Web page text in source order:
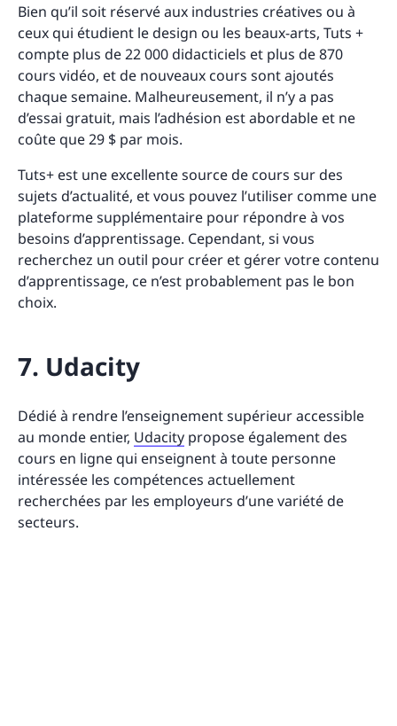
Bien qu’il soit réservé aux industries créatives ou à
ceux qui étudient le design ou les beaux-arts, Tuts +
compte plus de 22 000 didacticiels et plus de 870
cours vidéo, et de nouveaux cours sont ajoutés
chaque semaine. Malheureusement, il n’y a pas
d’essai gratuit, mais l’adhésion est abordable et ne
coûte que 29 $ par mois.
Tuts+ est une excellente source de cours sur des
sujets d’actualité, et vous pouvez l’utiliser comme une
plateforme supplémentaire pour répondre à vos
besoins d’apprentissage. Cependant, si vous
recherchez un outil pour créer et gérer votre contenu
d’apprentissage, ce n’est probablement pas le bon
choix.
7. Udacity
Dédié à rendre l’enseignement supérieur accessible
au monde entier, Udacity propose également des
cours en ligne qui enseignent à toute personne
intéressée les compétences actuellement
recherchées par les employeurs d’une variété de
secteurs.